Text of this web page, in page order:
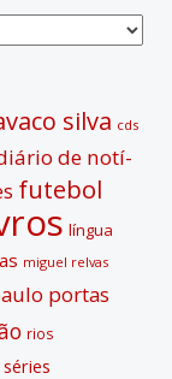
silva cds
de notí­
futebol
lí­ngua
miguel relvas
portas
rios
séries